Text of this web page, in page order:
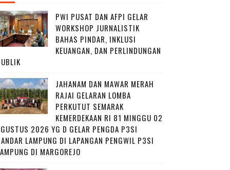
PWI PUSAT DAN AFPI GELAR
WORKSHOP JURNALISTIK
BAHAS PINDAR, INKLUSI
KEUANGAN, DAN PERLINDUNGAN
JAHANAM DAN MAWAR MERAH
RAJAI GELARAN LOMBA
PERKUTUT SEMARAK
KEMERDEKAAN RI 81 MINGGU 02
2026 YG D GELAR PENGDA P3SI
LAMPUNG DI LAPANGAN PENGWIL P3SI
DI MARGOREJO